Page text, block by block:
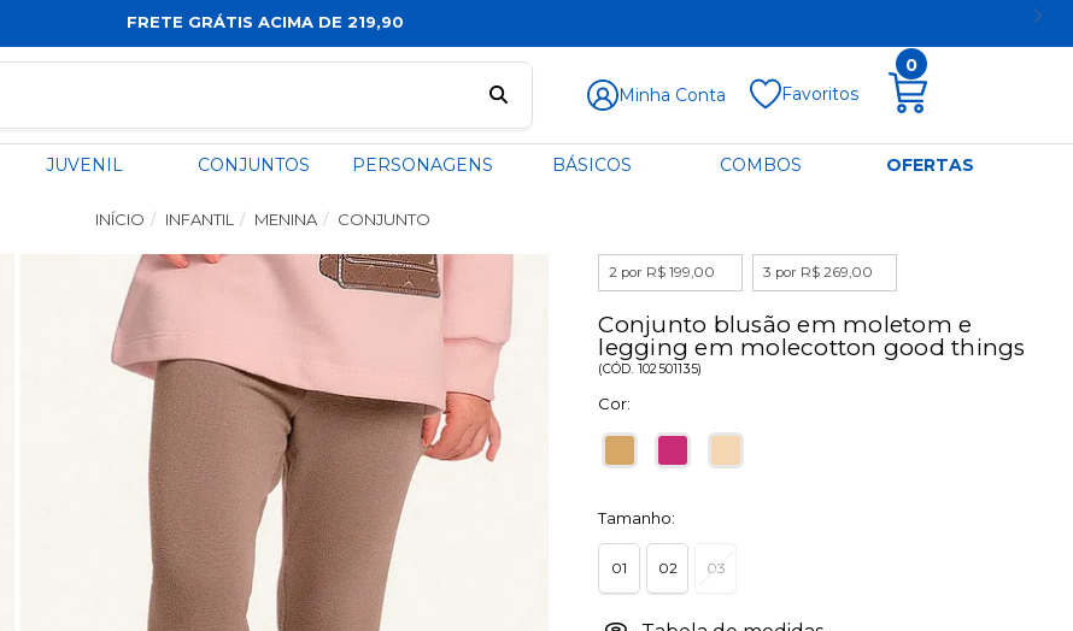
FRETE GRÁTIS ACIMA DE 219,90
Minha Conta Favoritos
0
JUVENIL CONJUNTOS PERSONAGENS BÁSICOS COMBOS OFERTAS
INÍCIO INFANTIL MENINA CONJUNTO
2 por R$ 199,00 3 por R$ 269,00
Conjunto blusão em moletom e
legging em molecotton good things
(CÓD. 102501135)
Cor:
Tamanho:
01 02 03